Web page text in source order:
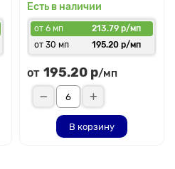
Есть в наличии
от 6 мп
213.79 р/мп
от 30 мп
195.20 р/мп
от 195.20 р/мп
В корзину